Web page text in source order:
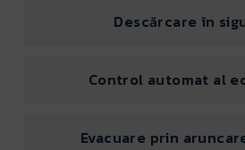
Descărcare în
Control automat al
Evacuare prin